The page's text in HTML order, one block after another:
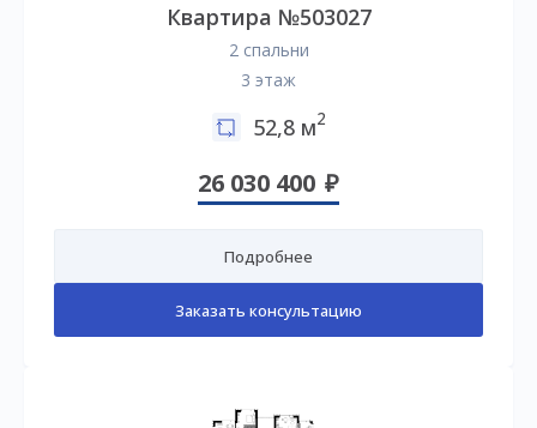
Квартира №503027
2 спальни
3 этаж
52,8 м2
26 030 400
Подробнее
Заказать консультацию